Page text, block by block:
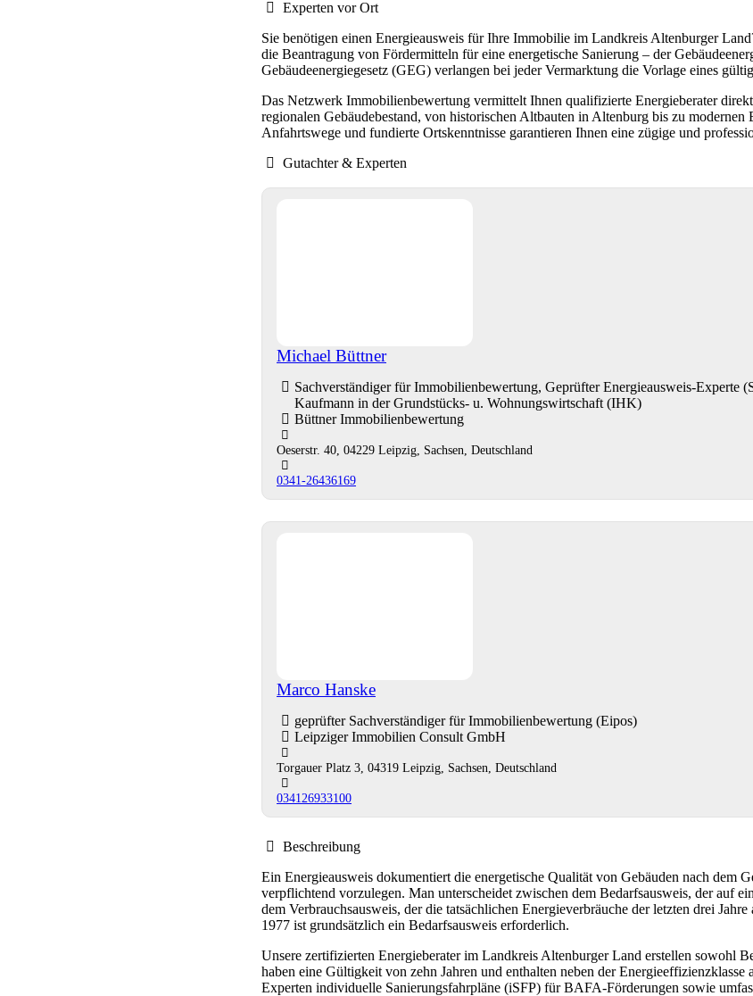
Experten vor Ort
Sie benötigen einen Energieausweis für Ihre Immobilie im Landkreis Altenburger
die Beantragung von Fördermitteln für eine energetische Sanierung – der
Gebäudeenergiegesetz (GEG) verlangen bei jeder Vermarktung die Vorlage eines
Das Netzwerk Immobilienbewertung vermittelt Ihnen qualifizierte Energieberater
regionalen Gebäudebestand, von historischen Altbauten in Altenburg bis zu
Anfahrtswege und fundierte Ortskenntnisse garantieren Ihnen eine zügige und
Gutachter & Experten
Michael Büttner
Sachverständiger für Immobilienbewertung, Geprüfter Energieausweis-Experte
Kaufmann in der Grundstücks- u. Wohnungswirtschaft (IHK)
Büttner Immobilienbewertung
Oeserstr. 40, 04229 Leipzig, Sachsen, Deutschland
0341-26436169
Marco Hanske
geprüfter Sachverständiger für Immobilienbewertung (Eipos)
Leipziger Immobilien Consult GmbH
Torgauer Platz 3, 04319 Leipzig, Sachsen, Deutschland
034126933100
Beschreibung
Ein Energieausweis dokumentiert die energetische Qualität von Gebäuden nach dem
verpflichtend vorzulegen. Man unterscheidet zwischen dem Bedarfsausweis, der auf
dem Verbrauchsausweis, der die tatsächlichen Energieverbräuche der letzten drei
1977 ist grundsätzlich ein Bedarfsausweis erforderlich.
Unsere zertifizierten Energieberater im Landkreis Altenburger Land erstellen sowohl
haben eine Gültigkeit von zehn Jahren und enthalten neben der
Experten individuelle Sanierungsfahrpläne (iSFP) für BAFA-Förderungen sowie